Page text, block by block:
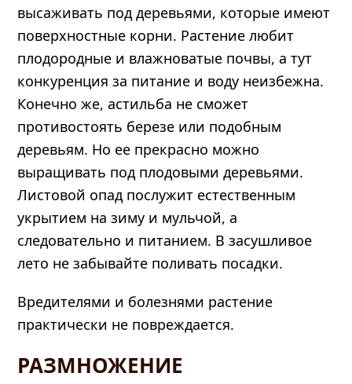
высаживать под деревьями, которые имеют
поверхностные корни. Растение любит
плодородные и влажноватые почвы, а тут
конкуренция за питание и воду неизбежна.
Конечно же, астильба не сможет
противостоять березе или подобным
деревьям. Но ее прекрасно можно
выращивать под плодовыми деревьями.
Листовой опад послужит естественным
укрытием на зиму и мульчой, а
следовательно и питанием. В засушливое
лето не забывайте поливать посадки.
Вредителями и болезнями растение
практически не повреждается.
РАЗМНОЖЕНИЕ